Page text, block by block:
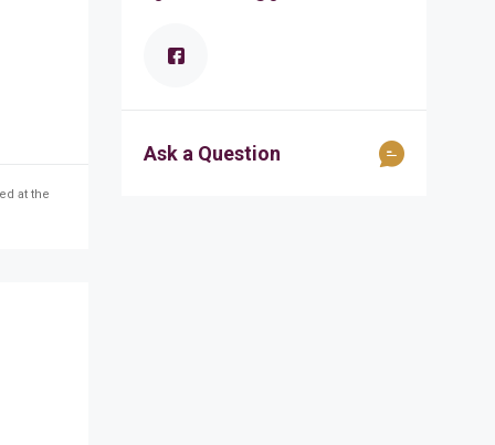
at the
Ask a Question